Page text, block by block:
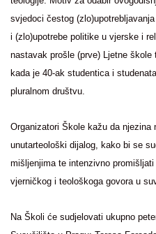
svjedoci čestog
i (zlo)upotrebe politike u vjerske i
nastavak prošle (prve) Ljetne škole
kada je 40-ak studentica i
pluralnom društvu.
Organizatori Škole kažu da njezina
unutarteološki dijalog, kako bi se
mišljenjima te intenzivno
vjerničkog i teološkoga govora u
Na Školi će sudjelovati ukupno